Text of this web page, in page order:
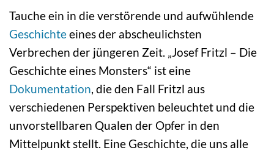
Tauche ein in die verstörende und aufwühlende
Geschichteeines der abscheulichsten
Verbrechen der jüngeren Zeit. „Josef Fritzl – Die
Geschichte eines Monsters“ ist eine
Dokumentation, die den Fall Fritzl aus
verschiedenen Perspektiven beleuchtet und die
unvorstellbaren Qualen der Opfer in den
Mittelpunkt stellt. Eine Geschichte, die uns alle